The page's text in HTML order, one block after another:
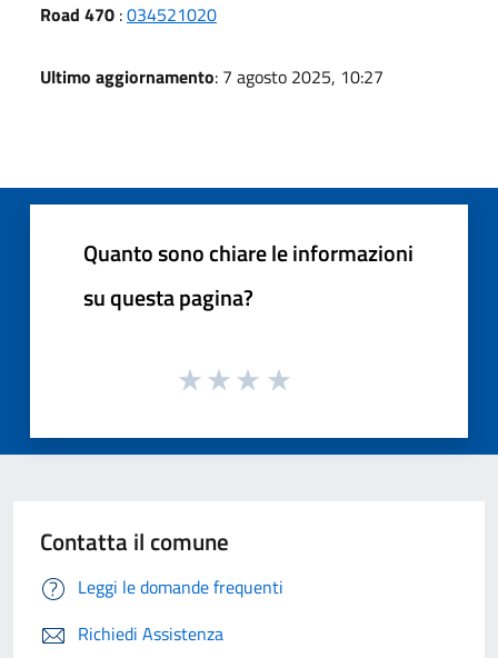
Road 470 :034521020
Ultimo aggiornamento: 7 agosto 2025, 10:27
Quanto sono chiare le informazioni
su questa pagina?
Contatta il comune
Leggi le domande frequenti
Richiedi Assistenza